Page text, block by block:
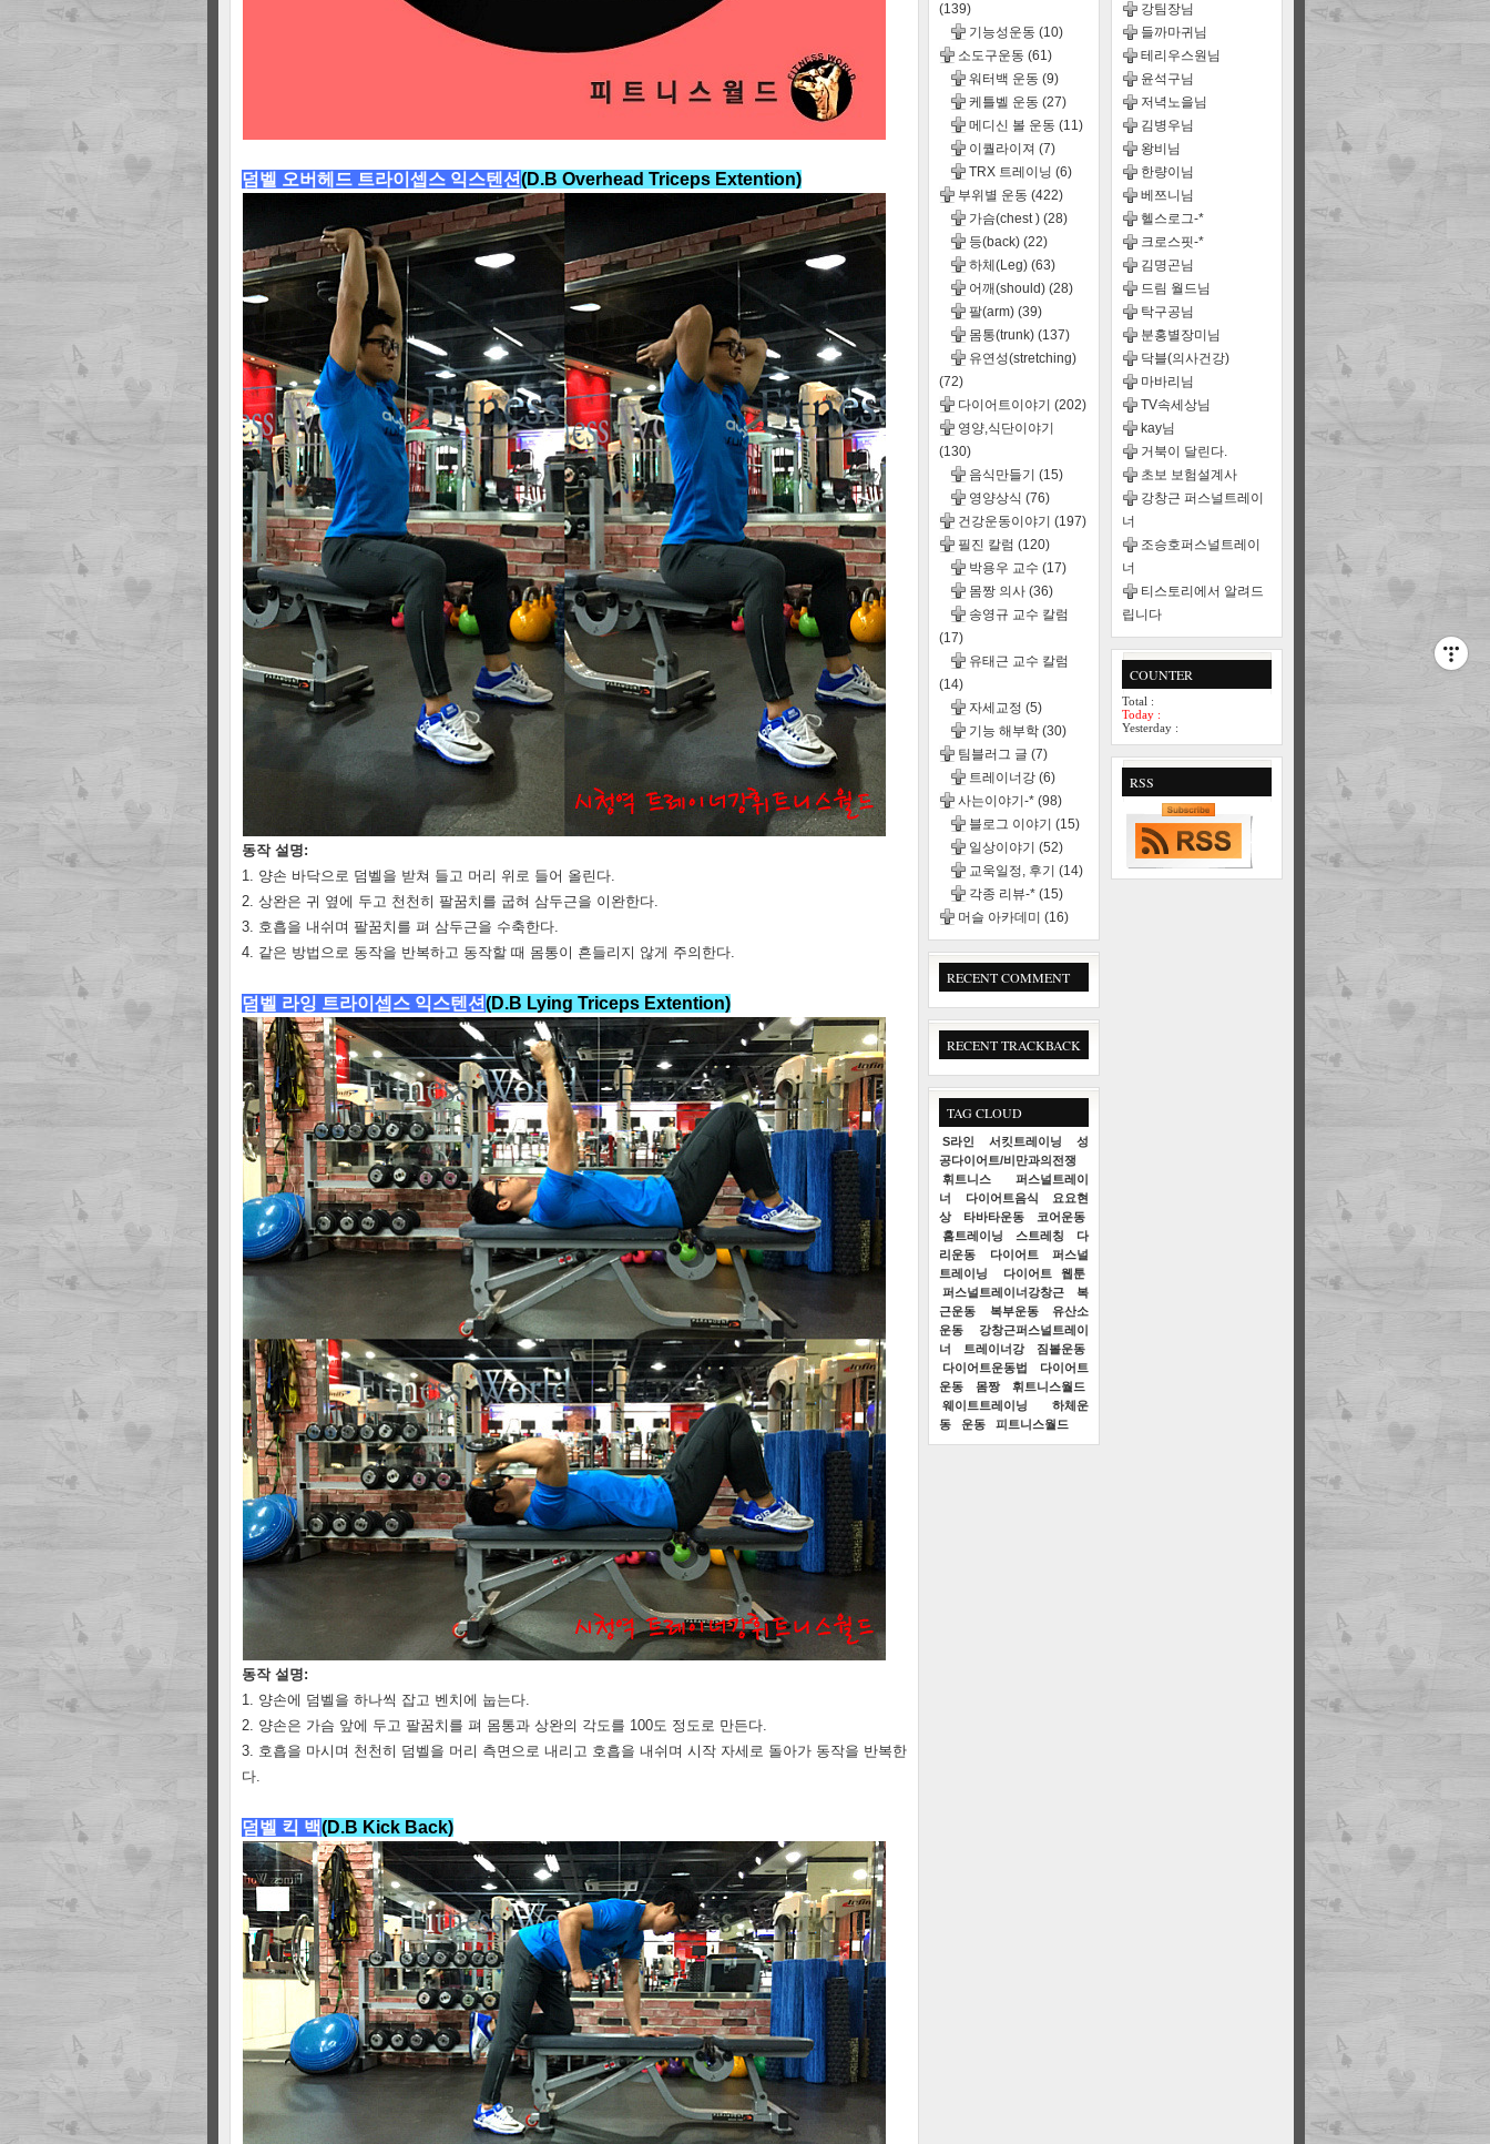
덤벨 오버헤드 트라이셉스 익스텐션(D.B Overhead Triceps Extention)
동작 설명:
1. 양손 바닥으로 덤벨을 받쳐 들고 머리 위로 들어 올린다.
2. 상완은 귀 옆에 두고 천천히 팔꿈치를 굽혀 삼두근을 이완한다.
3. 호흡을 내쉬며 팔꿈치를 펴 삼두근을 수축한다.
4. 같은 방법으로 동작을 반복하고 동작할 때 몸통이 흔들리지 않게 주의한다.
덤벨 라잉 트라이셉스 익스텐션(D.B Lying Triceps Extention)
동작 설명:
1. 양손에 덤벨을 하나씩 잡고 벤치에 눕는다.
2. 양손은 가슴 앞에 두고 팔꿈치를 펴 몸통과 상완의 각도를 100도 정도로 만든다.
3. 호흡을 마시며 천천히 덤벨을 머리 측면으로 내리고 호흡을 내쉬며 시작 자세로 돌아가 동작을 반복한
다.
덤벨 킥 백(D.B Kick Back)
강팀장님
들까마귀님
테리우스원님
윤석구님
저녁노을님
김병우님
왕비님
한량이님
베쯔니님
헬스로그-*
크로스핏-*
김명곤님
드림 월드님
탁구공님
분홍별장미님
닥블(의사건강)
마바리님
TV속세상님
kay님
거북이 달린다.
초보 보험설계사
강창근 퍼스널트레이
너
조승호퍼스널트레이
너
티스토리에서 알려드
립니다
COUNTER
Total :
Today :
Yesterday :
RSS
(139)
기능성운동 (10)
소도구운동 (61)
워터백 운동 (9)
케틀벨 운동 (27)
메디신 볼 운동 (11)
이퀄라이져 (7)
TRX 트레이닝 (6)
부위별 운동 (422)
가슴(chest ) (28)
등(back) (22)
하체(Leg) (63)
어깨(should) (28)
팔(arm) (39)
몸통(trunk) (137)
유연성(stretching)
(72)
다이어트이야기 (202)
영양,식단이야기
(130)
음식만들기 (15)
영양상식 (76)
건강운동이야기 (197)
필진 칼럼 (120)
박용우 교수 (17)
몸짱 의사 (36)
송영규 교수 칼럼
(17)
유태근 교수 칼럼
(14)
자세교정 (5)
기능 해부학 (30)
팀블러그 글 (7)
트레이너강 (6)
사는이야기-* (98)
블로그 이야기 (15)
일상이야기 (52)
교욱일정, 후기 (14)
각종 리뷰-* (15)
머슬 아카데미 (16)
RECENT COMMENT
RECENT TRACKBACK
TAG CLOUD
S라인 서킷트레이닝
성
공다이어트/비만과의전쟁
휘트니스
퍼스널트레이
너
다이어트음식
요요현
상
타바타운동
코어운동
홈트레이닝
스트레칭
다
리운동
다이어트
퍼스널
트레이닝
다이어트 웹툰
퍼스널트레이너강창근
복
근운동
복부운동
유산소
운동
강창근퍼스널트레이
너
트레이너강
짐볼운동
다이어트운동법
다이어트
운동
몸짱
휘트니스월드
웨이트트레이닝
하체운
동
운동 피트니스월드